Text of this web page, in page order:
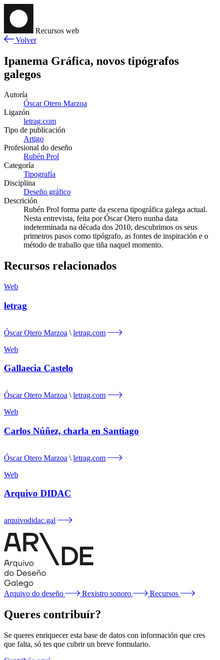
Recursos web
Volver
Ipanema Gráfica, novos tipógrafos
galegos
Autoría
Óscar Otero Marzoa
Ligazón
letrag.com
Tipo de publicación
Artigo
Profesional do deseño
Rubén Prol
Categoría
Tipografía
Disciplina
Deseño gráfico
Descrición
Rubén Prol forma parte da escena tipográfica galega actual.
Nesta entrevista, feita por Óscar Otero nunha data
indeterminada na década dos 2010, descubrimos os seus
primeiros pasos como tipógrafo, as fontes de inspiración e o
método de traballo que tiña naquel momento.
Recursos relacionados
Web
letrag
Óscar Otero Marzoa
letrag.com
Web
Gallaecia Castelo
Óscar Otero Marzoa
letrag.com
Web
Carlos Núñez, charla en Santiago
Óscar Otero Marzoa
letrag.com
Web
Arquivo DIDAC
arquivodidac.gal
Arquivo do deseño Rexistro sonoro Recursos
Queres contribuír?
Se queres enriquecer esta base de datos con información que cres
que falta, só tes que cubrir un breve formulario.